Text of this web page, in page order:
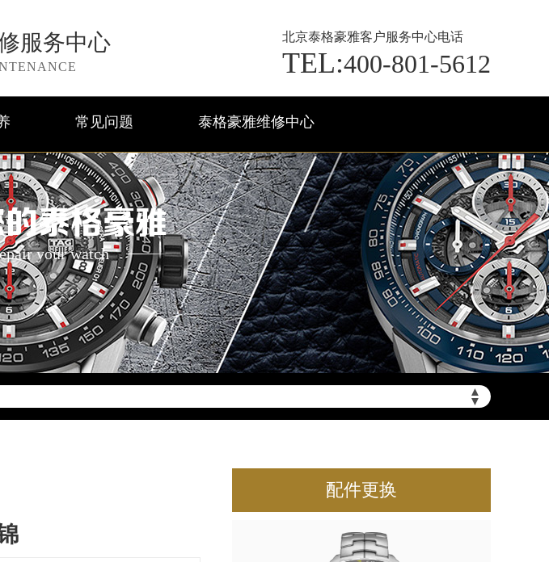
服务中心 北京泰格豪雅客户服务中心电话
TEL:400-801-5612
常见问题 泰格豪雅维修中心
泰格豪雅
your watch
▲
▼
服务中心（需提前预约）
配件更换